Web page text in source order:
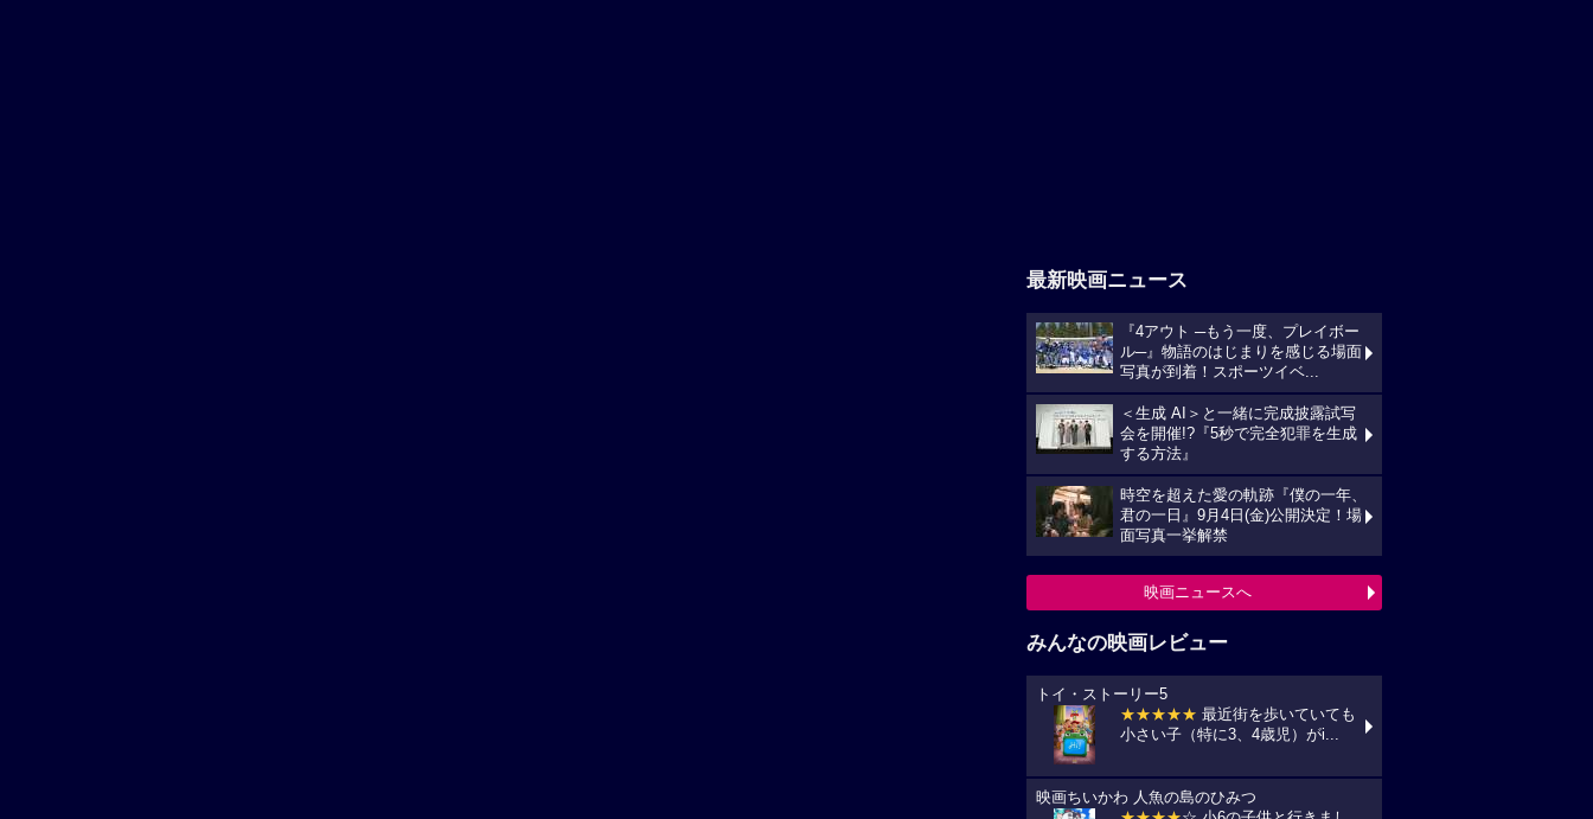
最新映画ニュース
『4アウト ─もう一度、プレイボー
ル─』物語のはじまりを感じる場面
写真が到着！スポーツイベ...
＜生成 AI＞と一緒に完成披露試写
会を開催!?『5秒で完全犯罪を生成
する方法』
時空を超えた愛の軌跡『僕の一年、
君の一日』9月4日(金)公開決定！場
面写真一挙解禁
映画ニュースへ
みんなの映画レビュー
トイ・ストーリー5
★★★★★ 最近街を歩いていても
小さい子（特に3、4歳児）がi...
映画ちいかわ 人魚の島のひみつ